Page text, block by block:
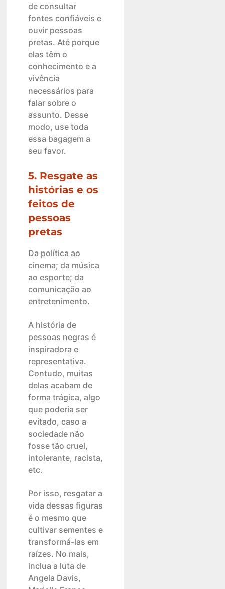
de consultar
fontes confiáveis e
ouvir pessoas
pretas. Até porque
elas têm o
conhecimento e a
vivência
necessários para
falar sobre o
assunto. Desse
modo, use toda
essa bagagem a
seu favor.
5. Resgate as
histórias e os
feitos de
pessoas
pretas
Da política ao
cinema; da música
ao esporte; da
comunicação ao
entretenimento.
A história de
pessoas negras é
inspiradora e
representativa.
Contudo, muitas
delas acabam de
forma trágica, algo
que poderia ser
evitado, caso a
sociedade não
fosse tão cruel,
intolerante, racista,
etc.
Por isso, resgatar a
vida dessas figuras
é o mesmo que
cultivar sementes e
transformá-las em
raízes. No mais,
inclua a luta de
Angela Davis,